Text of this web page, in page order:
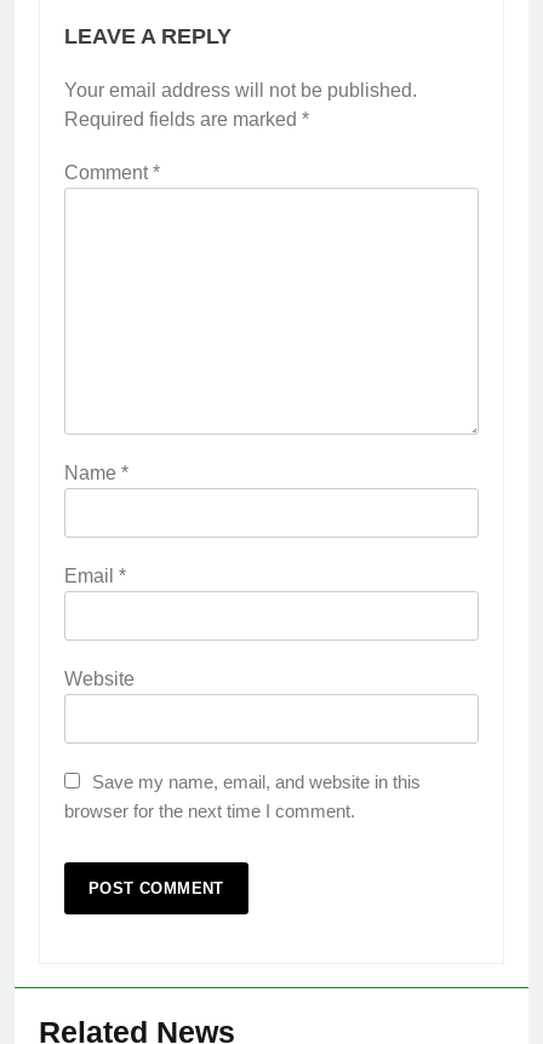
LEAVE A REPLY
Your email address will not be published.
Required fields are marked *
Comment*
Name *
Email *
Website
Save my name, email, and website in this
browser for the next time I comment.
Related News